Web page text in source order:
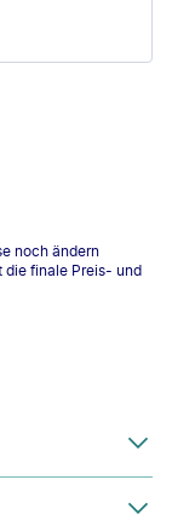
noch ändern
die finale Preis- und